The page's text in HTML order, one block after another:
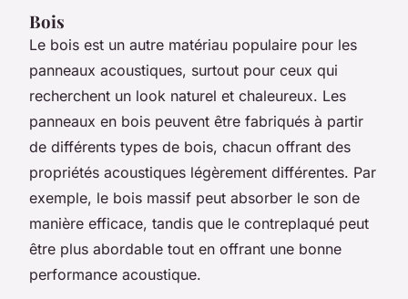
Bois
Le bois est un autre matériau populaire pour les
panneaux acoustiques, surtout pour ceux qui
recherchent un look naturel et chaleureux. Les
panneaux en bois peuvent être fabriqués à partir
de différents types de bois, chacun offrant des
propriétés acoustiques légèrement différentes. Par
exemple, le bois massif peut absorber le son de
manière efficace, tandis que le contreplaqué peut
être plus abordable tout en offrant une bonne
performance acoustique.